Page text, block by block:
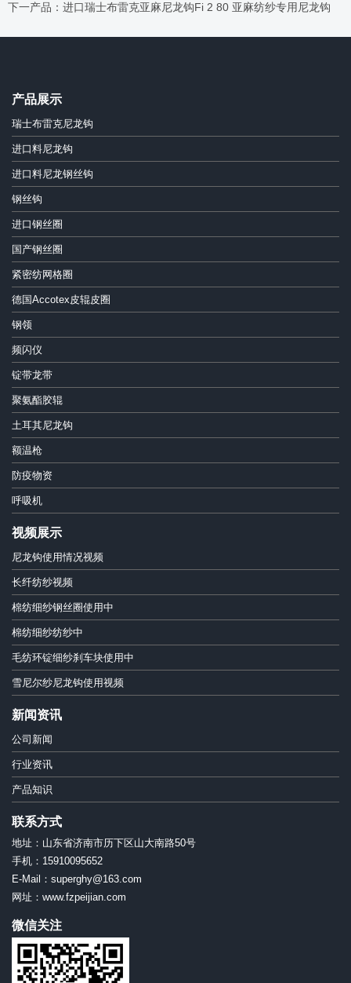
下一产品：进口瑞士布雷克亚麻尼龙钩Fi 2 80 亚麻纺纱专用尼龙钩
产品展示
瑞士布雷克尼龙钩
进口料尼龙钩
进口料尼龙钢丝钩
钢丝钩
进口钢丝圈
国产钢丝圈
紧密纺网格圈
德国Accotex皮辊皮圈
钢领
频闪仪
锭带龙带
聚氨酯胶辊
土耳其尼龙钩
额温枪
防疫物资
呼吸机
视频展示
尼龙钩使用情况视频
长纤纺纱视频
棉纺细纱钢丝圈使用中
棉纺细纱纺纱中
毛纺环锭细纱刹车块使用中
雪尼尔纱尼龙钩使用视频
新闻资讯
公司新闻
行业资讯
产品知识
联系方式
地址：山东省济南市历下区山大南路50号
手机：15910095652
E-Mail：superghy@163.com
网址：www.fzpeijian.com
微信关注